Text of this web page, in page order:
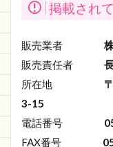
掲載され
販売業者
販売責任者
所在地
3-15
電話番号
FAX番号